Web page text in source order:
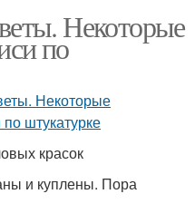
Некоторые
по
красок
и куплены. Пора